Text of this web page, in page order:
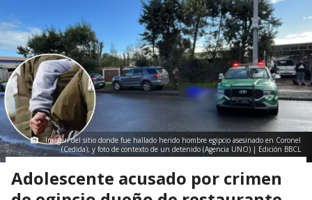
Región Del Bío Bío> Noticia